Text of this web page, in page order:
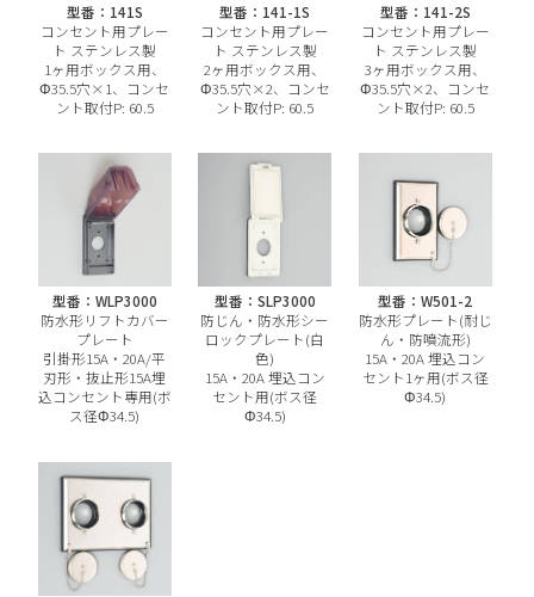
型番：141S
コンセント用プレー
ト ステンレス製
1ヶ用ボックス用、
Φ35.5穴×1、コンセ
ント取付P: 60.5
型番：141-1S
コンセント用プレー
ト ステンレス製
2ヶ用ボックス用、
Φ35.5穴×2、コンセ
ント取付P: 60.5
型番：141-2S
コンセント用プレー
ト ステンレス製
3ヶ用ボックス用、
Φ35.5穴×2、コンセ
ント取付P: 60.5
型番：WLP3000
防水形リフトカバー
プレート
引掛形15A・20A/平
刃形・抜止形15A埋
込コンセント専用(ボ
ス径Φ34.5)
型番：SLP3000
防じん・防水形シー
ロックプレート(白
色)
15A・20A 埋込コン
セント用(ボス径
Φ34.5)
型番：W501-2
防水形プレート(耐じ
ん・防噴流形)
15A・20A 埋込コン
セント1ヶ用(ボス径
Φ34.5)